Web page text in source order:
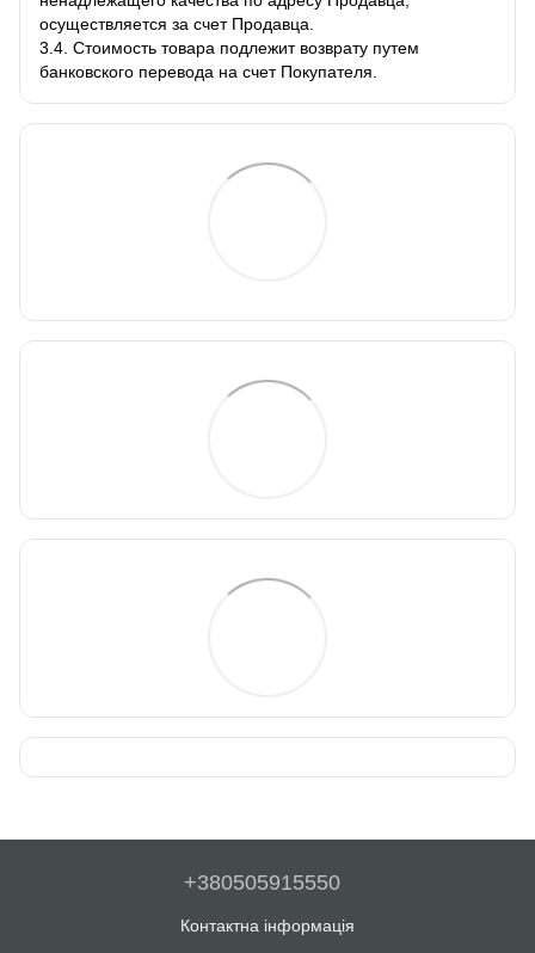
осуществляется за счет Продавца.
3.4. Стоимость товара подлежит возврату путем
банковского перевода на счет Покупателя.
+380505915550
Контактна інформація